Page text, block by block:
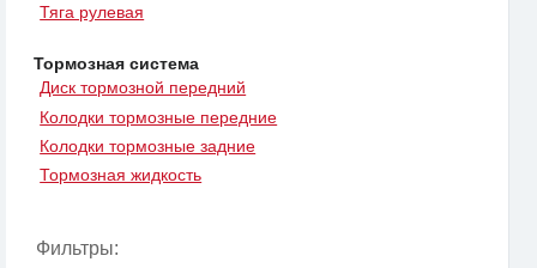
Тяга рулевая
Тормозная система
Диск тормозной передний
Колодки тормозные передние
Колодки тормозные задние
Тормозная жидкость
Фильтры: